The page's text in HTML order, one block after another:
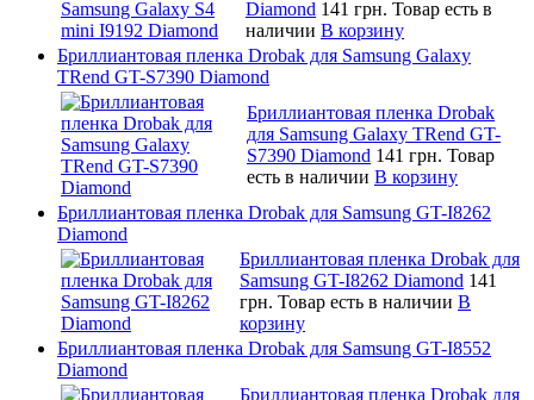
Diamond 141 грн. Товар есть в
наличии В корзину
Бриллиантовая пленка Drobak для Samsung Galaxy
TRend GT-S7390 Diamond
Бриллиантовая пленка Drobak
для Samsung Galaxy TRend GT-
S7390 Diamond 141 грн. Товар
есть в наличии В корзину
Бриллиантовая пленка Drobak для Samsung GT-I8262
Diamond
Бриллиантовая пленка Drobak для
Samsung GT-I8262 Diamond 141
грн. Товар есть в наличии В
корзину
Бриллиантовая пленка Drobak для Samsung GT-I8552
Diamond
Бриллиантовая пленка Drobak для